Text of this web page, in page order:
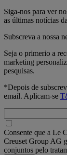
Siga-nos para ver
as últimas notícias
Subscreva a nossa
Seja o primerio a
marketing
pesquisas.
*Depois de
email. Aplicam-se
Consente que a Le
Creuset Group AG
conjuntos pelo